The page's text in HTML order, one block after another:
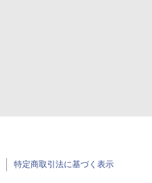
特定商取引法に基づく表示